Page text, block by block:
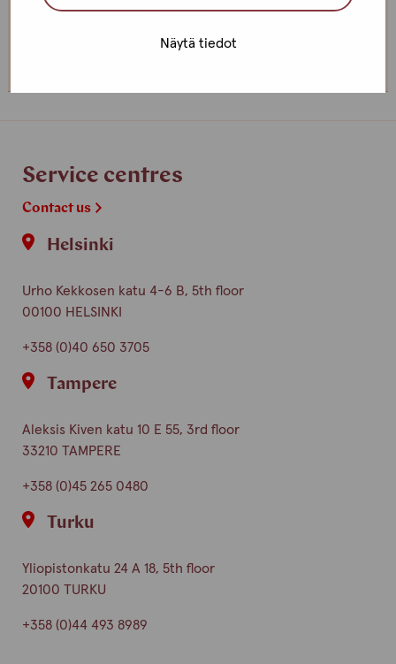
Näytä tiedot
Service centre Helsinki
+358 (0)40 650 3705
Service centres
Contact us
Helsinki
Urho Kekkosen katu 4-6 B, 5th floor
00100 HELSINKI
+358 (0)40 650 3705
Tampere
Aleksis Kiven katu 10 E 55, 3rd floor
33210 TAMPERE
+358 (0)45 265 0480
Turku
Yliopistonkatu 24 A 18, 5th floor
20100 TURKU
+358 (0)44 493 8989